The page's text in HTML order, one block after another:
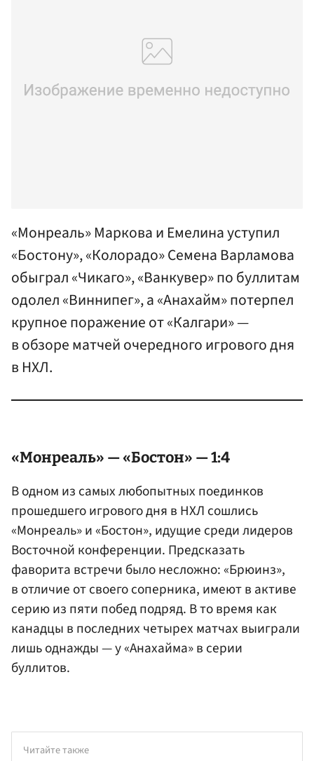
«Монреаль» Маркова и Емелина уступил
«Бостону», «Колорадо» Семена Варламова
обыграл «Чикаго», «Ванкувер» по буллитам
одолел «Виннипег», а «Анахайм» потерпел
крупное поражение от «Калгари» —
в обзоре матчей очередного игрового дня
в НХЛ.
«Монреаль» — «Бостон» — 1:4
В одном из самых любопытных поединков
прошедшего игрового дня в НХЛ сошлись
«Монреаль» и «Бостон», идущие среди лидеров
Восточной конференции. Предсказать
фаворита встречи было несложно: «Брюинз»,
в отличие от своего соперника, имеют в активе
серию из пяти побед подряд. В то время как
канадцы в последних четырех матчах выиграли
лишь однажды — у «Анахайма» в серии
буллитов.
Читайте также